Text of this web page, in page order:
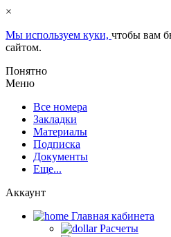
×
Мы используем куки, чтобы вам
сайтом.
Понятно
Меню
Все номера
Закладки
Материалы
Подписка
Документы
Еще...
Аккаунт
Главная кабинета
Расчеты